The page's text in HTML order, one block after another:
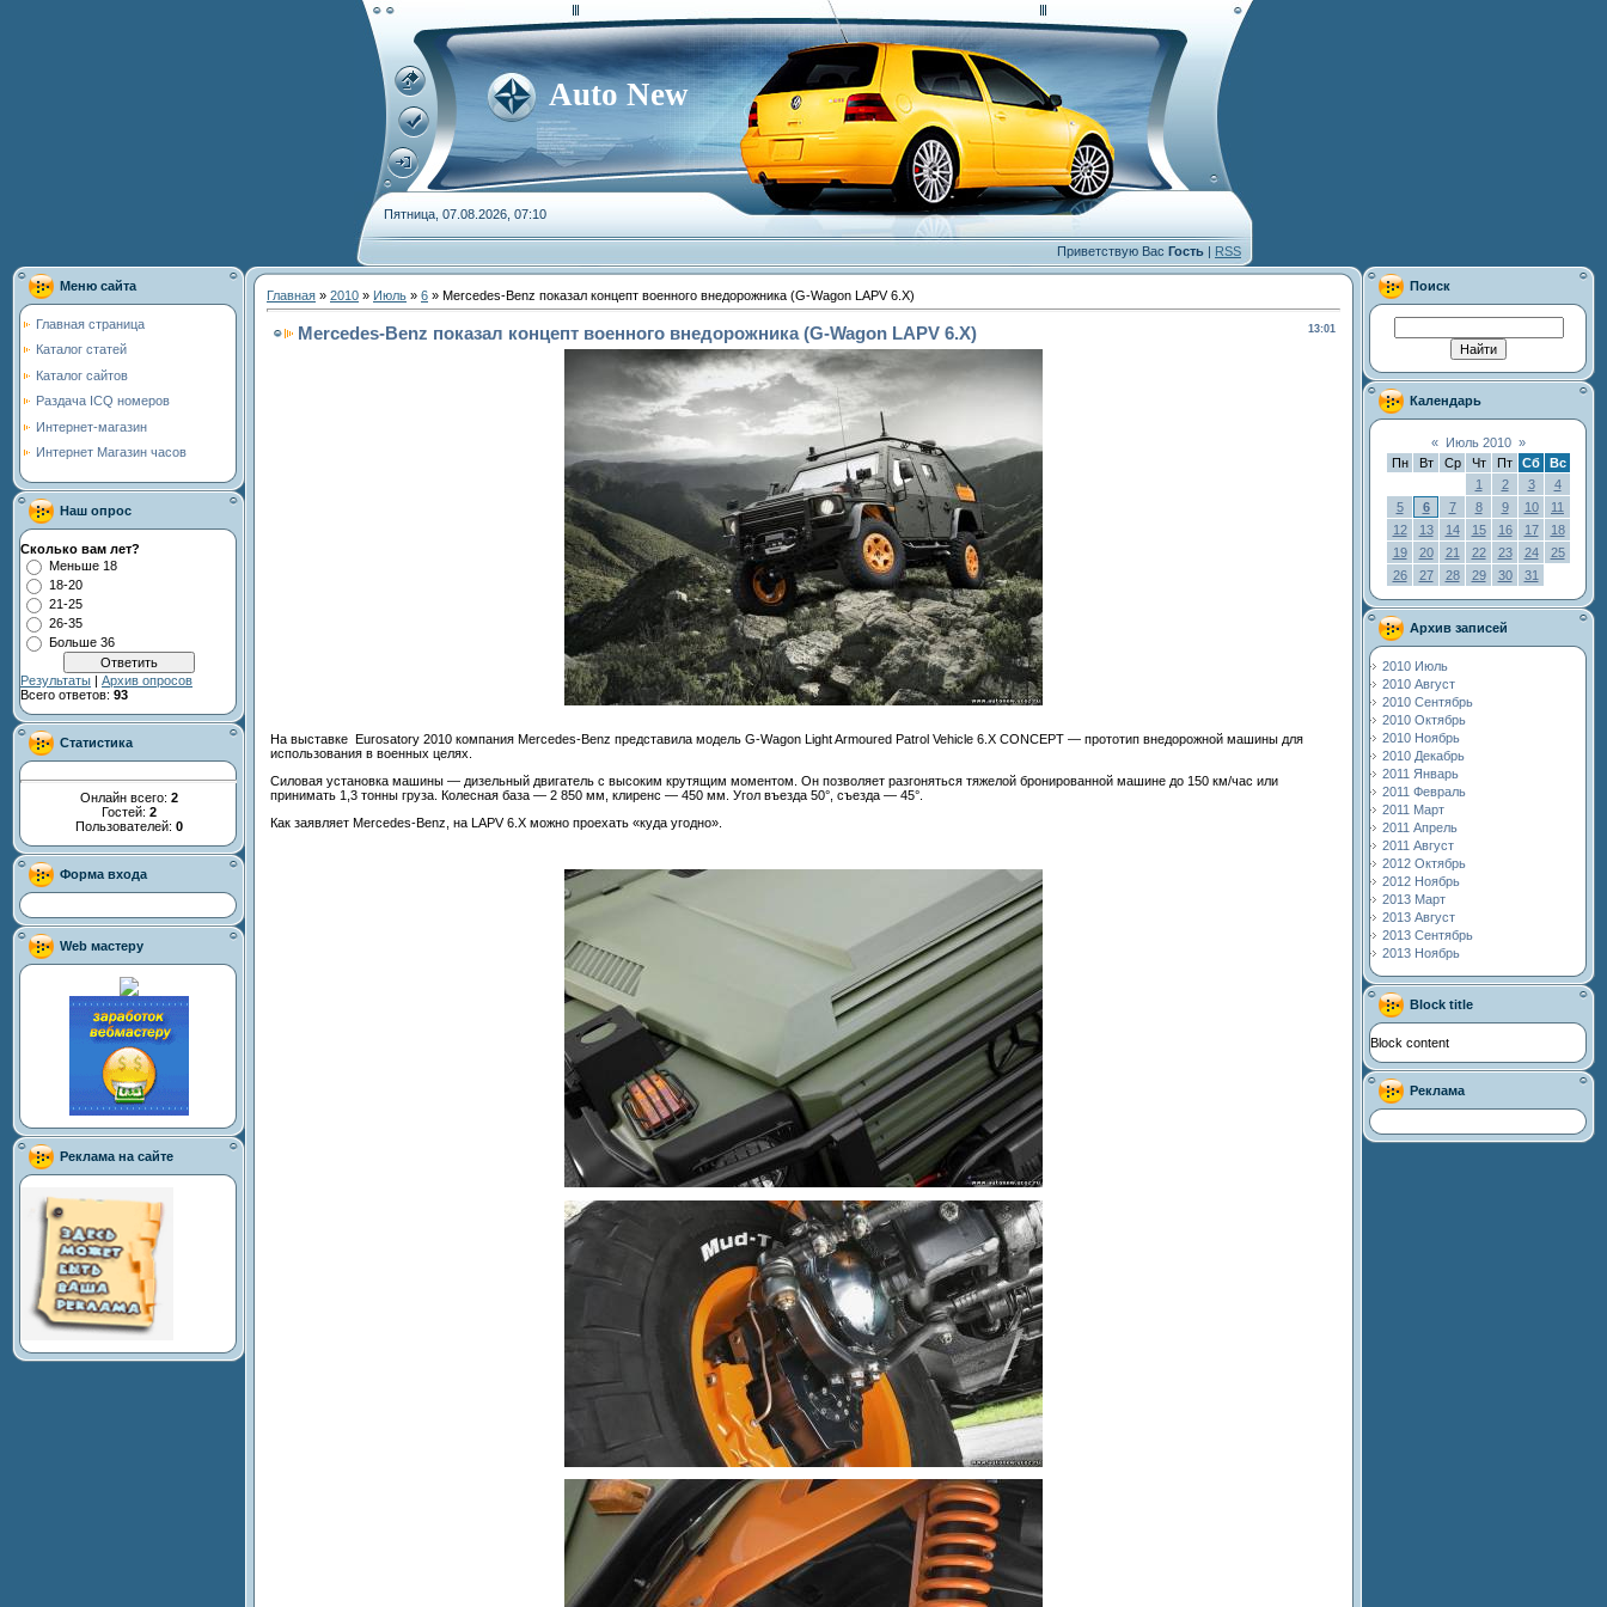
Auto New
Пятница, 07.08.2026, 07:10
Приветствую Вас Гость | RSS
Меню сайта
Главная страница
Каталог статей
Каталог сайтов
Раздача ICQ номеров
Интернет-магазин
Интернет Магазин часов
Наш опрос
Сколько вам лет?
Меньше 18
18-20
21-25
26-35
Больше 36
Результаты | Архив опросов
Всего ответов: 93
Статистика
Онлайн всего: 2
Гостей: 2
Пользователей: 0
Форма входа
Web мастеру
Реклама на сайте
Главная » 2010 » Июль » 6 » Mercedes-Benz показал концепт военного внедорожника (G-Wagon LAPV 6.X)
13:01
Mercedes-Benz показал концепт военного внедорожника (G-Wagon LAPV 6.X)
На выставке Eurosatory 2010 компания Mercedes-Benz представила модель G-Wagon Light Armoured Patrol Vehicle 6.X CONCEPT — прототип внедорожной машины для
использования в военных целях.
Силовая установка машины — дизельный двигатель с высоким крутящим моментом. Он позволяет разгоняться тяжелой бронированной машине до 150 км/час или
принимать 1,3 тонны груза. Колесная база — 2 850 мм, клиренс — 450 мм. Угол въезда 50°, съезда — 45°.
Как заявляет Mercedes-Benz, на LAPV 6.X можно проехать «куда угодно».
Поиск
Календарь
« Июль 2010 »
Пн
Вт Ср Чт Пт Сб
Вс
1
2 3
4
5
6 7 8 9 10
11
12
13 14 15 16 17
18
19
20 21 22 23 24
25
26
27 28 29 30 31
Архив записей
2010 Июль
2010 Август
2010 Сентябрь
2010 Октябрь
2010 Ноябрь
2010 Декабрь
2011 Январь
2011 Февраль
2011 Март
2011 Апрель
2011 Август
2012 Октябрь
2012 Ноябрь
2013 Март
2013 Август
2013 Сентябрь
2013 Ноябрь
Block title
Block content
Реклама